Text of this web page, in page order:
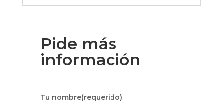
Pide más
información
Tu nombre(requerido)